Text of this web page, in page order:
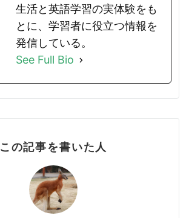
生活と英語学習の実体験をも
とに、学習者に役立つ情報を
発信している。
See Full Bio
この記事を書いた人